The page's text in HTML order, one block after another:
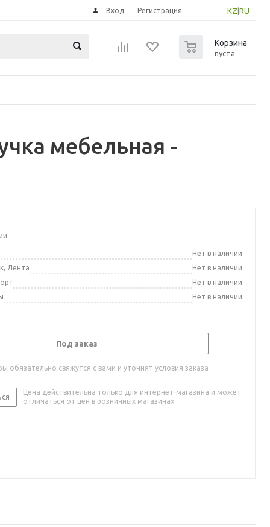
KZ RU
Вход Регистрация
Корзина
пуста
мебельная -
Нет в наличии
Лента
Нет в наличии
Нет в наличии
Нет в наличии
Под заказ
обязательно свяжутся с вами и уточнят условия заказа
Цена действительна только для интернет-магазина и может
отличаться от цен в розничных магазинах